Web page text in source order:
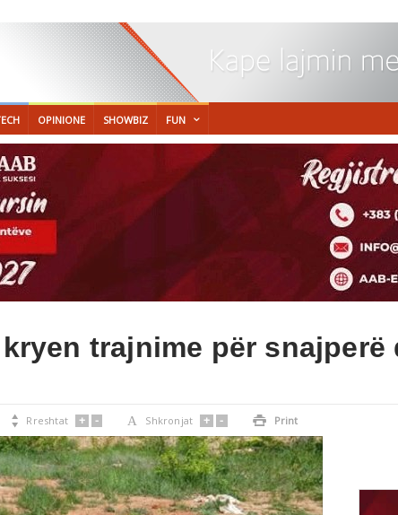
OPINIONE SHOWBIZ FUN
trajnime për snajperë
 Rreshtat + - A Shkronjat + -  Print